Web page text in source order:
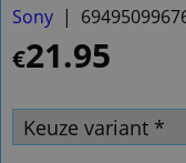
Sony
€21.95